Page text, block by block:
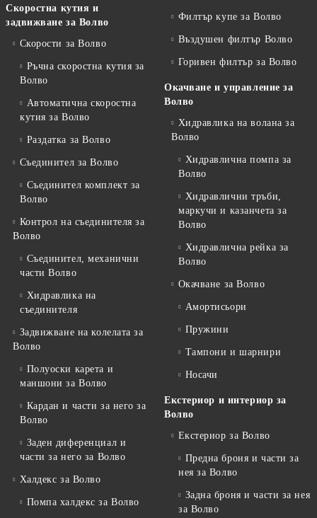
Скоростна кутия и
задвижване за Волво
Скорости за Волво
Ръчна скоростна кутия за
Волво
Автоматична скоростна
кутия за Волво
Раздатка за Волво
Съединител за Волво
Съединител комплект за
Волво
Контрол на съединителя за
Волво
Съединител, механични
части Волво
Хидравлика на
съединителя
Задвижване на колелата за
Волво
Полуоски карета и
маншони за Волво
Кардан и части за него за
Волво
Заден диференциал и
части за него за Волво
Халдекс за Волво
Помпа халдекс за Волво
Филтър купе за Волво
Въздушен филтър Волво
Горивен филтър за Волво
Окачване и управление за
Волво
Хидравлика на волана за
Волво
Хидравлична помпа за
Волво
Хидравлични тръби,
маркучи и казанчета за
Волво
Хидравлична рейка за
Волво
Окачване за Волво
Амортисьори
Пружини
Тампони и шарнири
Носачи
Екстериор и интериор за
Волво
Екстериор за Волво
Предна броня и части за
нея за Волво
Задна броня и части за нея
за Волво